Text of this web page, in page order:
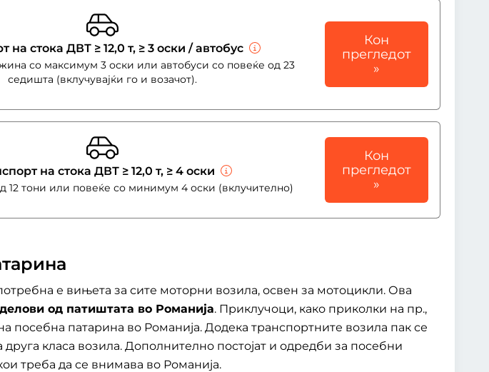
на стока ДВТ ≥ 12,0 т, ≥ 3 оски / автобус
со максимум 3 оски или автобуси со повеќе од 23
седишта (вклучувајќи го и возачот).
Кон
прегледот
»
на стока ДВТ ≥ 12,0 т, ≥ 4 оски
12 тони или повеќе со минимум 4 оски (вклучително)
Кон
прегледот
»
е вињета за сите моторни возила, освен за мотоцикли. Ова
од патиштата во Романија. Приклучоци, како приколки на пр.,
посебна патарина во Романија. Додека транспортните возила пак се
класа возила. Дополнително постојат и одредби за посебни
треба да се внимава во Романија.